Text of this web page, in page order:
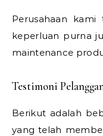
Perusahaan
keperluan purna
maintenance
Testimoni
Berikut adalah
yang telah